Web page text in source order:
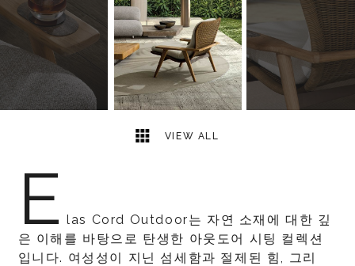
VIEW ALL
2
E las Cord Outdoor는 자연 소재에 대한 깊
은 이해를 바탕으로 탄생한 아웃도어 시팅 컬렉션
입니다. 여성성이 지닌 섬세함과 절제된 힘, 그리